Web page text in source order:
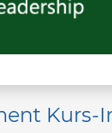
Kurs-